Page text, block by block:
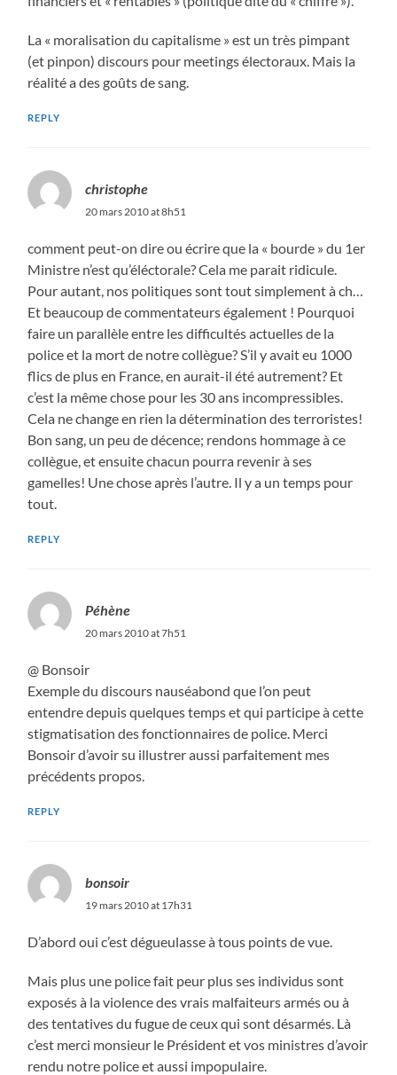
La « moralisation du capitalisme » est un très pimpant
(et pinpon) discours pour meetings électoraux. Mais la
réalité a des goûts de sang.
REPLY
christophe
20 mars 2010 at 8h51
comment peut-on dire ou écrire que la « bourde » du 1er
Ministre n’est qu’éléctorale? Cela me parait ridicule.
Pour autant, nos politiques sont tout simplement à ch…
Et beaucoup de commentateurs également ! Pourquoi
faire un parallèle entre les difficultés actuelles de la
police et la mort de notre collègue? S’il y avait eu 1000
flics de plus en France, en aurait-il été autrement? Et
c’est la même chose pour les 30 ans incompressibles.
Cela ne change en rien la détermination des terroristes!
Bon sang, un peu de décence; rendons hommage à ce
collègue, et ensuite chacun pourra revenir à ses
gamelles! Une chose après l’autre. Il y a un temps pour
tout.
REPLY
Péhène
20 mars 2010 at 7h51
@ Bonsoir
Exemple du discours nauséabond que l’on peut
entendre depuis quelques temps et qui participe à cette
stigmatisation des fonctionnaires de police. Merci
Bonsoir d’avoir su illustrer aussi parfaitement mes
précédents propos.
REPLY
bonsoir
19 mars 2010 at 17h31
D’abord oui c’est dégueulasse à tous points de vue.
Mais plus une police fait peur plus ses individus sont
exposés à la violence des vrais malfaiteurs armés ou à
des tentatives du fugue de ceux qui sont désarmés. Là
c’est merci monsieur le Président et vos ministres d’avoir
rendu notre police et aussi impopulaire.